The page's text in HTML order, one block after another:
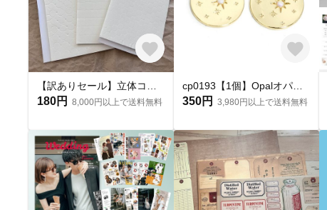
180円 8,000円以上で送料無料 350円 3,980円以上で送料無料